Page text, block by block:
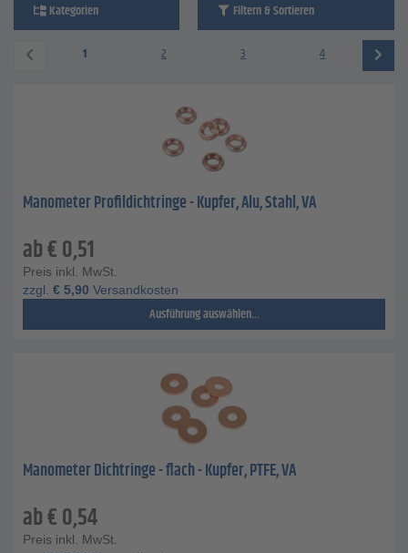
Kategorien Filtern & Sortieren
1 2 3 4
Manometer Profildichtringe - Kupfer, Alu, Stahl, VA
ab€0,51
Preis inkl. MwSt.
zzgl. € 5,90 Versandkosten
Ausführung auswählen...
Manometer Dichtringe - flach - Kupfer, PTFE, VA
ab€0,54
Preis inkl. MwSt.